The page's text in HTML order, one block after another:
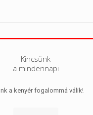
Kincsünk
a mindennapi
a kenyér fogalommá válik!